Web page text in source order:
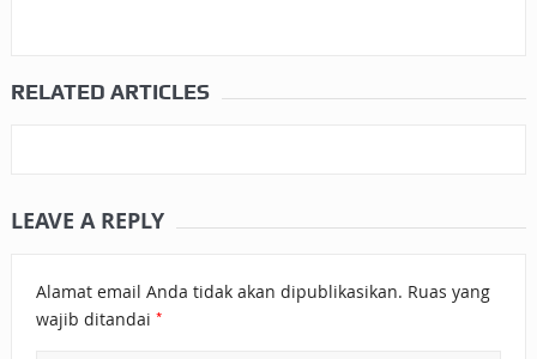
RELATED ARTICLES
LEAVE A REPLY
Alamat email Anda tidak akan dipublikasikan. Ruas yang
wajib ditandai *